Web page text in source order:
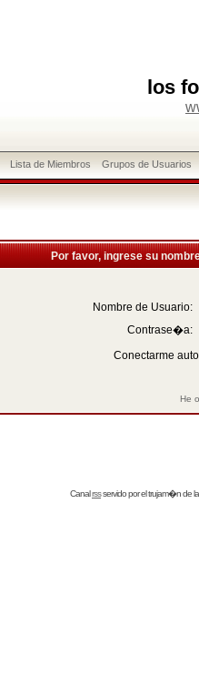
los
Lista de Miembros Grupos de Usuarios
Por favor, ingrese su
Nombre de Usuario:
Contrase�a:
Conectarme
He
Canalrssservido por eltrujam�nde